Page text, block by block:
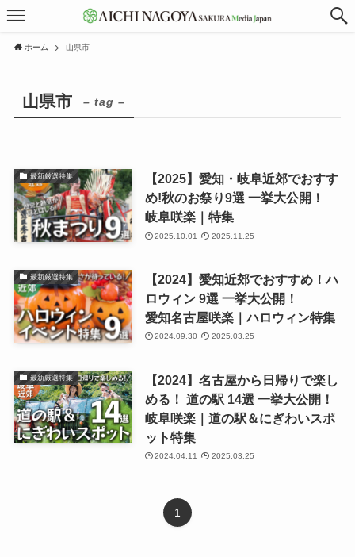
ホーム 山県市
山県市 – tag –
最新厳選特集
【2025】愛知・岐阜近郊でおすす
め!秋のお祭り9選 一挙大公開！
岐阜咲楽｜特集
2025.10.01 2025.11.25
最新厳選特集
【2024】愛知近郊でおすすめ！ハ
ロウィン 9選 一挙大公開！
愛知名古屋咲楽｜ハロウィン特集
2024.09.30 2025.03.25
最新厳選特集
【2024】名古屋から日帰りで楽し
める！ 道の駅 14選 一挙大公開！
岐阜咲楽｜道の駅＆にぎわいスポ
ット特集
2024.04.11 2025.03.25
1